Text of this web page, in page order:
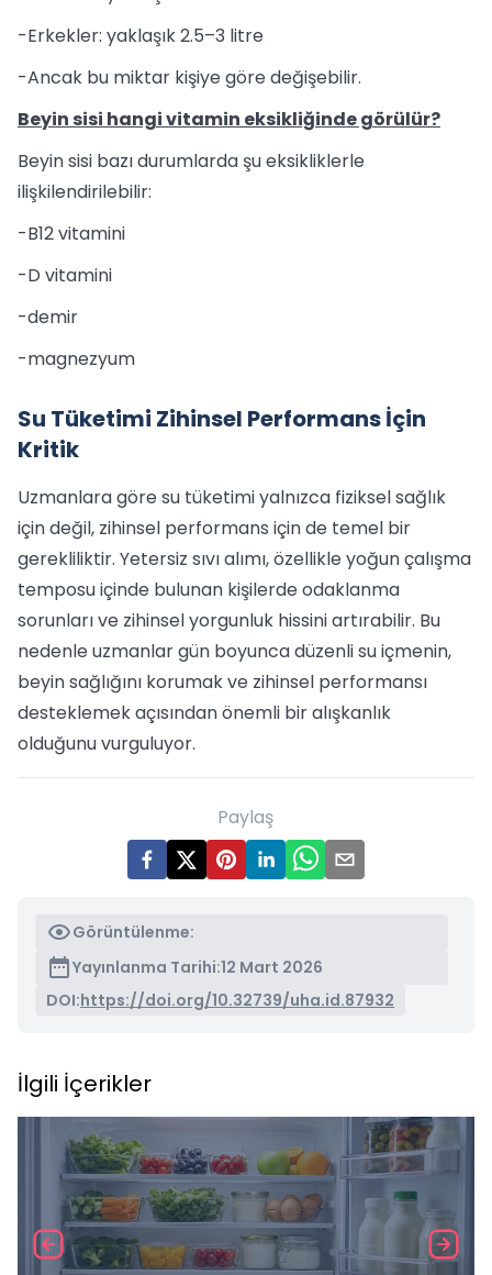
-Erkekler: yaklaşık 2.5–3 litre
-Ancak bu miktar kişiye göre değişebilir.
Beyin sisi hangi vitamin eksikliğinde görülür?
Beyin sisi bazı durumlarda şu eksikliklerle
ilişkilendirilebilir:
-B12 vitamini
-D vitamini
-demir
-magnezyum
Su Tüketimi Zihinsel Performans İçin
Kritik
Uzmanlara göre su tüketimi yalnızca fiziksel sağlık
için değil, zihinsel performans için de temel bir
gerekliliktir. Yetersiz sıvı alımı, özellikle yoğun çalışma
temposu içinde bulunan kişilerde odaklanma
sorunları ve zihinsel yorgunluk hissini artırabilir. Bu
nedenle uzmanlar gün boyunca düzenli su içmenin,
beyin sağlığını korumak ve zihinsel performansı
desteklemek açısından önemli bir alışkanlık
olduğunu vurguluyor.
Paylaş
Görüntülenme:
Yayınlanma Tarihi:12 Mart 2026
DOI:https://doi.org/10.32739/uha.id.87932
İlgili İçerikler